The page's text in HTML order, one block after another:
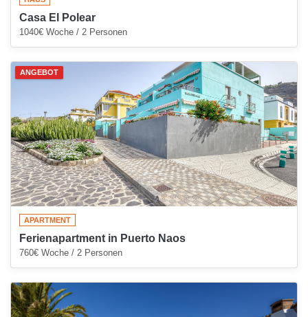
Casa El Polear
1040€ Woche / 2 Personen
ANGEBOT
APARTMENT
Ferienapartment in Puerto Naos
760€ Woche / 2 Personen